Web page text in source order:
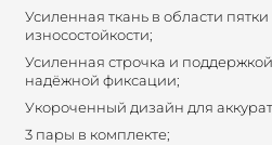
Усиленная ткань в области
износостойкости;
Усиленная строчка и
надёжной фиксации;
Укороченный дизайн для
3 пары в комплекте;